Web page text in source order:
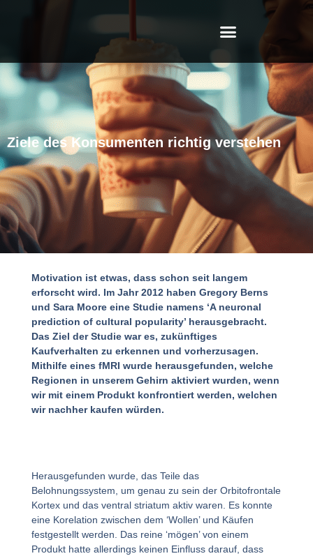
Ziele des Konsumenten richtig verstehen
Motivation ist etwas, dass schon seit langem
erforscht wird. Im Jahr 2012 haben Gregory Berns
und Sara Moore eine Studie namens ‘A neuronal
prediction of cultural popularity’ herausgebracht.
Das Ziel der Studie war es, zukünftiges
Kaufverhalten zu erkennen und vorherzusagen.
Mithilfe eines fMRI wurde herausgefunden, welche
Regionen in unserem Gehirn aktiviert wurden, wenn
wir mit einem Produkt konfrontiert werden, welchen
wir nachher kaufen würden.
Herausgefunden wurde, das Teile das
Belohnungssystem, um genau zu sein der Orbitofrontale
Kortex und das ventral striatum aktiv waren. Es konnte
eine Korelation zwischen dem ‘Wollen’ und Käufen
festgestellt werden. Das reine ‘mögen’ von einem
Produkt hatte allerdings keinen Einfluss darauf, dass